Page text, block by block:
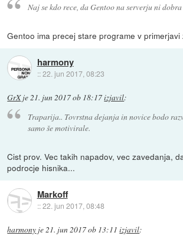
Naj se kdo rece, da Gentoo na serverju ni
Gentoo ima precej stare programe v primerjavi
harmony
::22. jun 2017, 08:23
GrXje 21. jun 2017 ob 18:17izjavil:
Traparija.. Tovrstna dejanja in novice bodo
samo še motivirale.
Cist prov. Vec takih napadov, vec zavedanja,
podrocje hisnika...
Markoff
::22. jun 2017, 08:48
harmony je21. jun 2017 ob 13:11 izjavil: